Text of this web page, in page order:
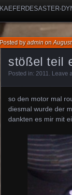
KAEFERDESASTER-
stößel teil
Posted byadminon
Posted in: 2011. Leave
so den motor mal
diesmal wurde der
dankten es mir mit